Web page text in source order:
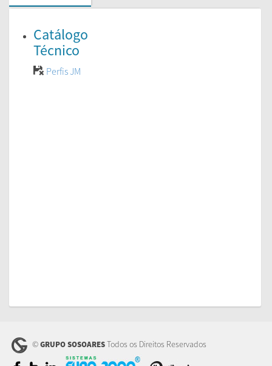
Catálogo
Técnico
Perfis JM
©GRUPO SOSOARESTodos os Direitos Reservados